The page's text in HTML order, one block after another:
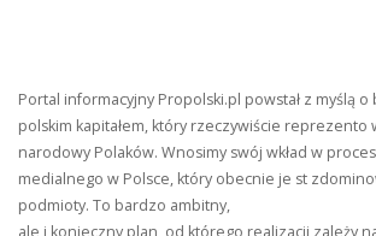
Portal informacyjny Propolski.pl powstał z myślą
polskim kapitałem, który rzeczywiście reprezento
narodowy Polaków. Wnosimy swój wkład w
medialnego w Polsce, który obecnie je st
podmioty. To bardzo ambitny,
ale i konieczny plan, od którego realizacji zależy